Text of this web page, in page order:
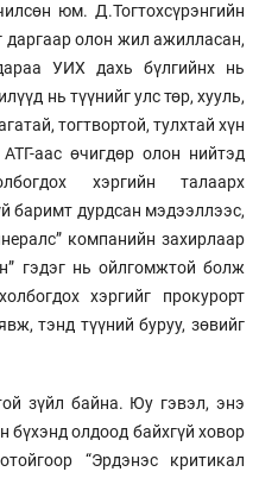
юм. Д.Тогтохсүрэнгийн
даргаар олон жил ажилласан,
УИХ дахь бүлгийнх нь
нь түүнийг улс төр, хууль,
тогтвортой, тулхтай хүн
аас өчигдөр олон нийтэд
хэргийн талаарх
баримт дурдсан мэдээллээс,
компанийн захирлаар
гэдэг нь ойлгомжтой болж
хэргийг прокурорт
тэнд түүний буруу, зөвийг
зүйл байна. Юу гэвэл, энэ
бүхэнд олдоод байхгүй ховор
“Эрдэнэс критикал